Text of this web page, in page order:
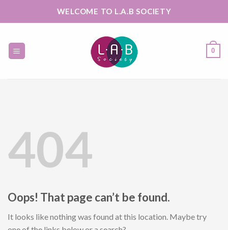
WELCOME TO L.A.B SOCIETY
0
404
Oops! That page can’t be found.
It looks like nothing was found at this location. Maybe try